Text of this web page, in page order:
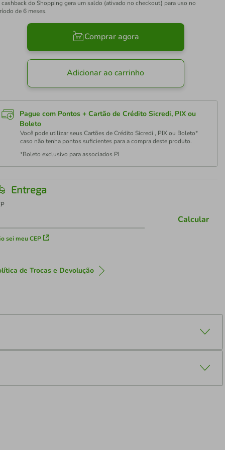
cashback do Shopping gera um saldo (ativado no checkout) para uso no
de 6 meses.
Comprar agora
Adicionar ao carrinho
Pague com Pontos + Cartão de Crédito Sicredi, PIX ou
Boleto
Você pode utilizar seus Cartões de Crédito Sicredi , PIX ou Boleto*
caso não tenha pontos suficientes para a compra deste produto.
*Boleto exclusivo para associados PJ
Entrega
sei meu CEP
Calcular
de Trocas e Devolução